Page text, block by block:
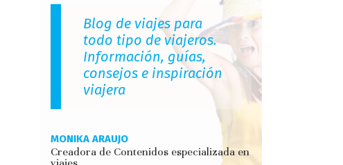
Blog de viajes para
todo tipo de viajeros.
Información, guías,
consejos e inspiración
viajera
MONIKA ARAUJO
Creadora de Contenidos especializada en